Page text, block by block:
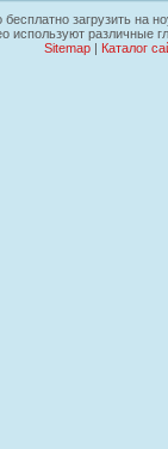
загрузить на
используют различные
Sitemap| Каталог